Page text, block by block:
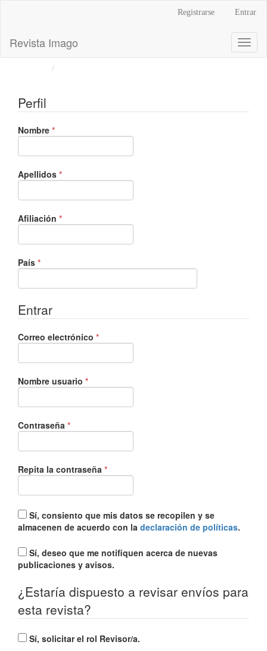
principal
Barra
Registrarse Entrar
Revista Imago
Perfil
Nombre *Obligatorio
Apellidos *Obligatorio
Afiliación *Obligatorio
País *Obligatorio
Entrar
Correo electrónico *Obligatorio
Nombre usuario *Obligatorio
Contraseña *Obligatorio
Repita la contraseña *Obligatorio
almacenen de acuerdo con la declaración de políticas.
publicaciones y avisos.
¿Estaría dispuesto a revisar envíos para
esta revista?
Sí, solicitar el rol Revisor/a.